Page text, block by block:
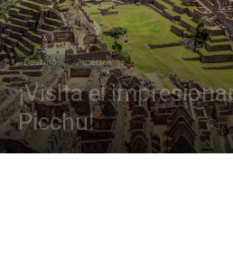
Destinos América
¡Visita el
Picchu!